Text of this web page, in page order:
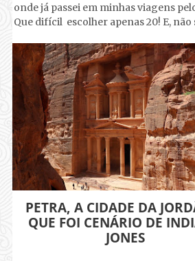
onde já passei em minhas viagens
Que difícil escolher apenas 20! E, não
PETRA, A CIDADE DA
QUE FOI CENÁRIO DE
JONES